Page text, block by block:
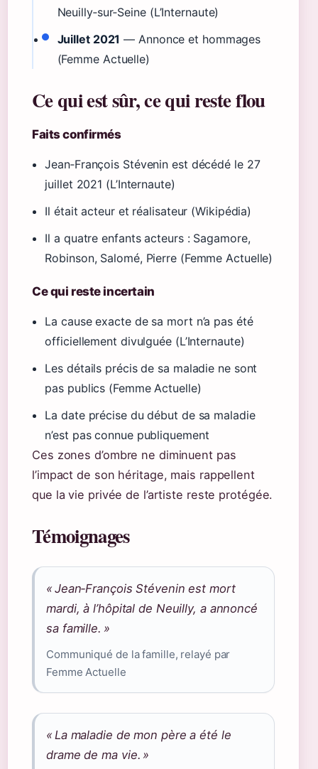
Neuilly‑sur‑Seine (L’Internaute)
Juillet 2021 — Annonce et hommages
(Femme Actuelle)
Ce qui est sûr, ce qui reste flou
Faits confirmés
Jean‑François Stévenin est décédé le 27
juillet 2021 (L’Internaute)
Il était acteur et réalisateur (Wikipédia)
Il a quatre enfants acteurs : Sagamore,
Robinson, Salomé, Pierre (Femme Actuelle)
Ce qui reste incertain
La cause exacte de sa mort n’a pas été
officiellement divulguée (L’Internaute)
Les détails précis de sa maladie ne sont
pas publics (Femme Actuelle)
La date précise du début de sa maladie
n’est pas connue publiquement
Ces zones d’ombre ne diminuent pas
l’impact de son héritage, mais rappellent
que la vie privée de l’artiste reste protégée.
Témoignages
« Jean‑François Stévenin est mort
mardi, à l’hôpital de Neuilly, a annoncé
sa famille. »
Communiqué de la famille, relayé par
Femme Actuelle
« La maladie de mon père a été le
drame de ma vie. »